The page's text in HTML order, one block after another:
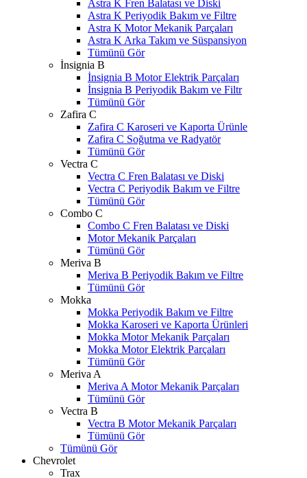
Astra K Fren Balatası ve Diski
Astra K Periyodik Bakım ve Filtre
Astra K Motor Mekanik Parçaları
Astra K Arka Takım ve Süspansiyon
Tümünü Gör
İnsignia B
İnsignia B Motor Elektrik Parçaları
İnsignia B Periyodik Bakım ve Filtr
Tümünü Gör
Zafira C
Zafira C Karoseri ve Kaporta Ürünle
Zafira C Soğutma ve Radyatör
Tümünü Gör
Vectra C
Vectra C Fren Balatası ve Diski
Vectra C Periyodik Bakım ve Filtre
Tümünü Gör
Combo C
Combo C Fren Balatası ve Diski
Motor Mekanik Parçaları
Tümünü Gör
Meriva B
Meriva B Periyodik Bakım ve Filtre
Tümünü Gör
Mokka
Mokka Periyodik Bakım ve Filtre
Mokka Karoseri ve Kaporta Ürünleri
Mokka Motor Mekanik Parçaları
Mokka Motor Elektrik Parçaları
Tümünü Gör
Meriva A
Meriva A Motor Mekanik Parçaları
Tümünü Gör
Vectra B
Vectra B Motor Mekanik Parçaları
Tümünü Gör
Tümünü Gör
Chevrolet
Trax